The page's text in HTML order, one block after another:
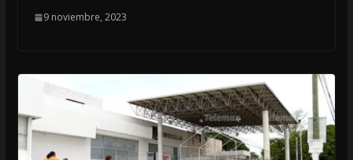
9 noviembre, 2023